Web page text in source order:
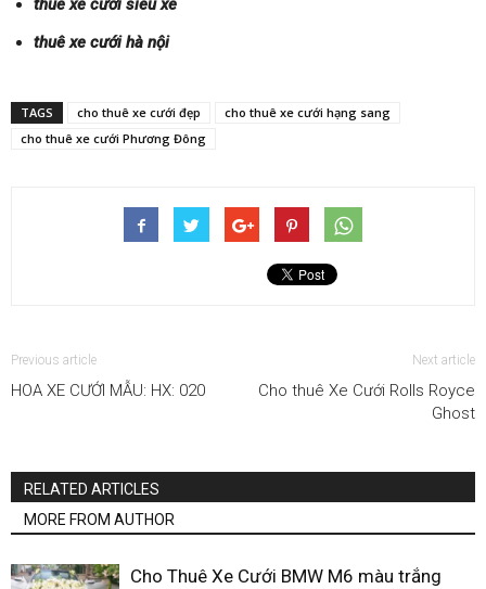
thuê xe cưới siêu xe
thuê xe cưới hà nội
TAGS cho thuê xe cưới đẹp
cho thuê xe cưới hạng sang
cho thuê xe cưới Phương Đông
Previous article
HOA XE CƯỚI MẪU: HX: 020
Next article
Cho thuê Xe Cưới Rolls Royce
Ghost
RELATED ARTICLES
MORE FROM AUTHOR
Cho Thuê Xe Cưới BMW M6 màu trắng